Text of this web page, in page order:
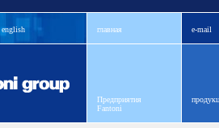
english главная e-mail
Предприятия
Fantoni